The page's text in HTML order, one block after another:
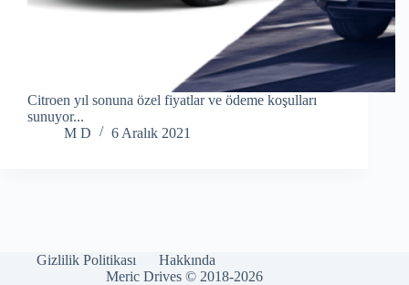
Citroen yıl sonuna özel fiyatlar ve ödeme koşulları
sunuyor...
M D
6 Aralık 2021
Gizlilik Politikası
Hakkında
Meric Drives © 2018-2026